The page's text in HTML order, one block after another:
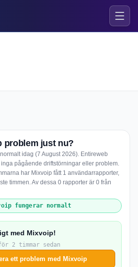
problem just nu?
idag (7 August 2026). Entireweb
pågående driftstörningar eller problem.
har Mixvoip fått 1 användarrapporter,
timmen. Av dessa 0 rapporter är 0 från
fungerar normalt
med Mixvoip!
2 timmar sedan
ett problem med Mixvoip